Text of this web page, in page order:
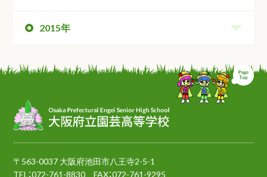
2015年
ペ
〒563-0037 大阪府池田市八王寺2-5-1
TEL：072-761-8830 FAX：072-761-9295